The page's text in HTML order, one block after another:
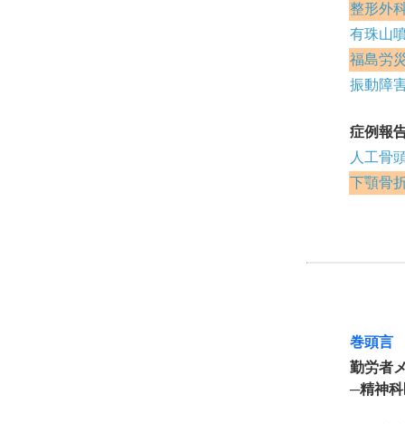
整形外
有珠山
福島労
振動障
症例報
人工骨
下顎骨
巻頭言
勤労者
─精神